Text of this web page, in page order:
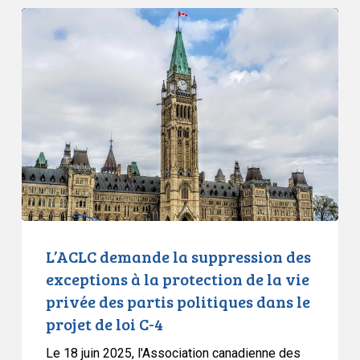
demande
à
la
protection
de
partis
politiques
dans
L’ACLC demande la suppression des
exceptions à la protection de la vie
privée des partis politiques dans le
projet de loi C-4
Le 18 juin 2025, l'Association canadienne des